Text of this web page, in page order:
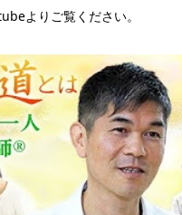
よりご覧ください。